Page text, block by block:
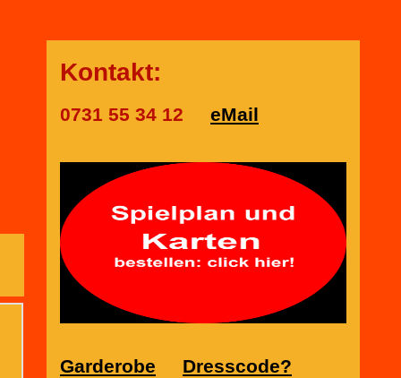
Kontakt:
0731 55 34 12 eMail
Garderobe Dresscode?